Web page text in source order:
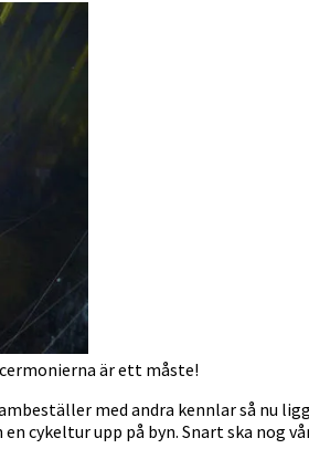
är ett måste!
med andra kennlar så nu
cykeltur upp på byn. Snart ska